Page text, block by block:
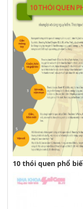
10 thói quen phổ